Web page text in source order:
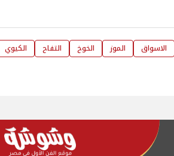
الاسواق الموز الخوخ التفاح الكيوي